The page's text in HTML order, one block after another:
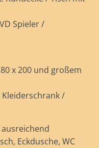
Spieler /
x 200 und großem
/
Eckdusche, WC